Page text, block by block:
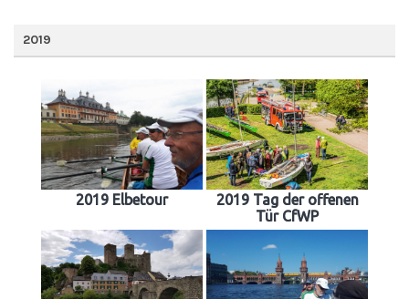
2019
2019 Elbetour
2019 Tag der offenen
Tür CfWP